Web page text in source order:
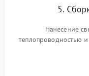
5.
Нанесение
теплопроводностью
шлейфов, модулей